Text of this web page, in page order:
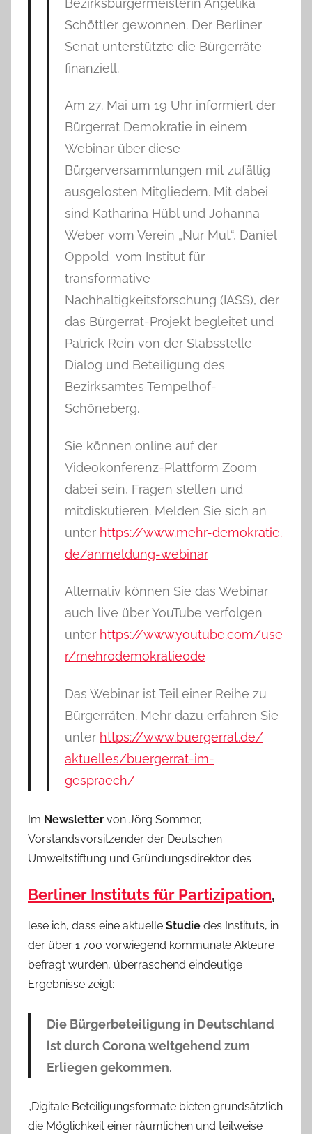
Bezirksbürgermeisterin Angelika
Schöttler gewonnen. Der Berliner
Senat unterstützte die Bürgerräte
finanziell.
Am 27. Mai um 19 Uhr informiert der
Bürgerrat Demokratie in einem
Webinar über diese
Bürgerversammlungen mit zufällig
ausgelosten Mitgliedern. Mit dabei
sind Katharina Hübl und Johanna
Weber vom Verein „Nur Mut“, Daniel
Oppold vom Institut für
transformative
Nachhaltigkeitsforschung (IASS), der
das Bürgerrat-Projekt begleitet und
Patrick Rein von der Stabsstelle
Dialog und Beteiligung des
Bezirksamtes Tempelhof-
Schöneberg.
Sie können online auf der
Videokonferenz-Plattform Zoom
dabei sein, Fragen stellen und
mitdiskutieren. Melden Sie sich an
unter https://www.mehr-demokratie.
de/anmeldung-webinar
Alternativ können Sie das Webinar
auch live über YouTube verfolgen
unter https://www.youtube.com/use
r/mehr0demokratie0de
Das Webinar ist Teil einer Reihe zu
Bürgerräten. Mehr dazu erfahren Sie
unter https://www.buergerrat.de/
aktuelles/buergerrat-im-
gespraech/
Im Newsletter von Jörg Sommer,
Vorstandsvorsitzender der Deutschen
Umweltstiftung und Gründungsdirektor des
Berliner Instituts für Partizipation,
lese ich, dass eine aktuelle Studie des Instituts, in
der über 1.700 vorwiegend kommunale Akteure
befragt wurden, überraschend eindeutige
Ergebnisse zeigt:
Die Bürgerbeteiligung in Deutschland
ist durch Corona weitgehend zum
Erliegen gekommen.
„Digitale Beteiligungsformate bieten grundsätzlich
die Möglichkeit einer räumlichen und teilweise